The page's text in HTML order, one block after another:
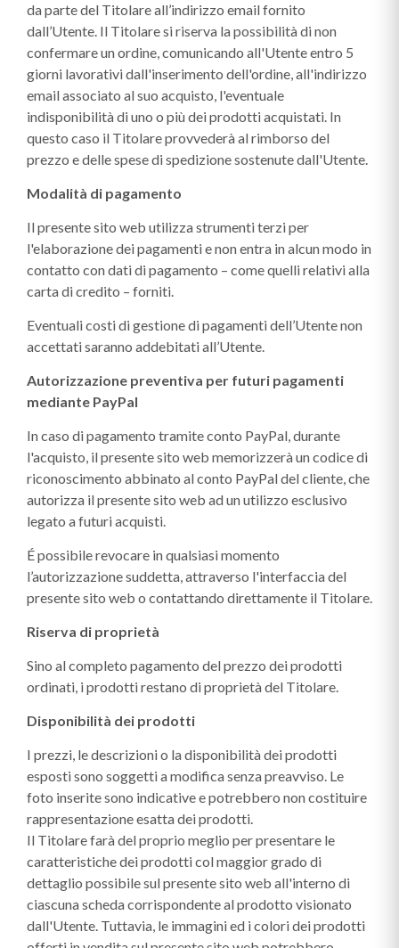
da parte del Titolare all’indirizzo email fornito
dall’Utente. Il Titolare si riserva la possibilità di non
confermare un ordine, comunicando all'Utente entro 5
giorni lavorativi dall'inserimento dell'ordine, all'indirizzo
email associato al suo acquisto, l'eventuale
indisponibilità di uno o più dei prodotti acquistati. In
questo caso il Titolare provvederà al rimborso del
prezzo e delle spese di spedizione sostenute dall'Utente.
Modalità di pagamento
Il presente sito web utilizza strumenti terzi per
l'elaborazione dei pagamenti e non entra in alcun modo in
contatto con dati di pagamento – come quelli relativi alla
carta di credito – forniti.
Eventuali costi di gestione di pagamenti dell’Utente non
accettati saranno addebitati all’Utente.
Autorizzazione preventiva per futuri pagamenti
mediante PayPal
In caso di pagamento tramite conto PayPal, durante
l'acquisto, il presente sito web memorizzerà un codice di
riconoscimento abbinato al conto PayPal del cliente, che
autorizza il presente sito web ad un utilizzo esclusivo
legato a futuri acquisti.
É possibile revocare in qualsiasi momento
l’autorizzazione suddetta, attraverso l'interfaccia del
presente sito web o contattando direttamente il Titolare.
Riserva di proprietà
Sino al completo pagamento del prezzo dei prodotti
ordinati, i prodotti restano di proprietà del Titolare.
Disponibilità dei prodotti
I prezzi, le descrizioni o la disponibilità dei prodotti
esposti sono soggetti a modifica senza preavviso. Le
foto inserite sono indicative e potrebbero non costituire
rappresentazione esatta dei prodotti.
Il Titolare farà del proprio meglio per presentare le
caratteristiche dei prodotti col maggior grado di
dettaglio possibile sul presente sito web all'interno di
ciascuna scheda corrispondente al prodotto visionato
dall'Utente. Tuttavia, le immagini ed i colori dei prodotti